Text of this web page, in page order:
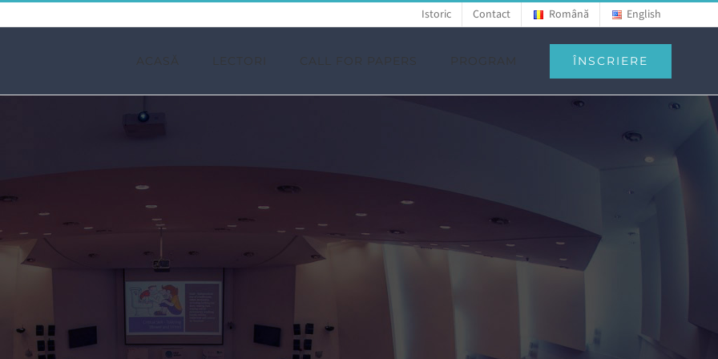
Istoric Contact Română English
ACASĂ LECTORI CALL FOR PAPERS PROGRAM ÎNSCRIERE